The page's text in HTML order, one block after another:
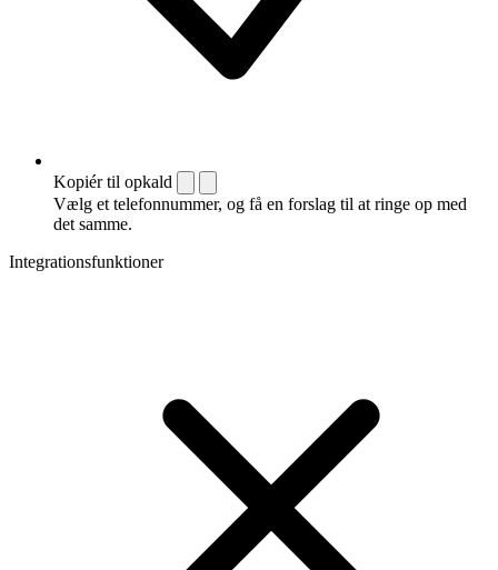
Kopiér til opkald
Vælg et telefonnummer, og få en forslag til at ringe op med
det samme.
Integrationsfunktioner